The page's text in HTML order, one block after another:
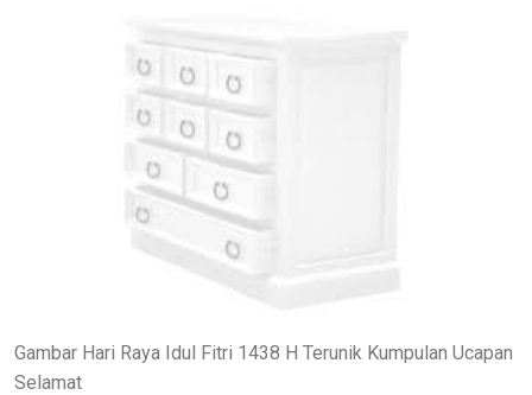
Gambar Hari Raya Idul Fitri 1438 H Terunik Kumpulan Ucapan
Selamat